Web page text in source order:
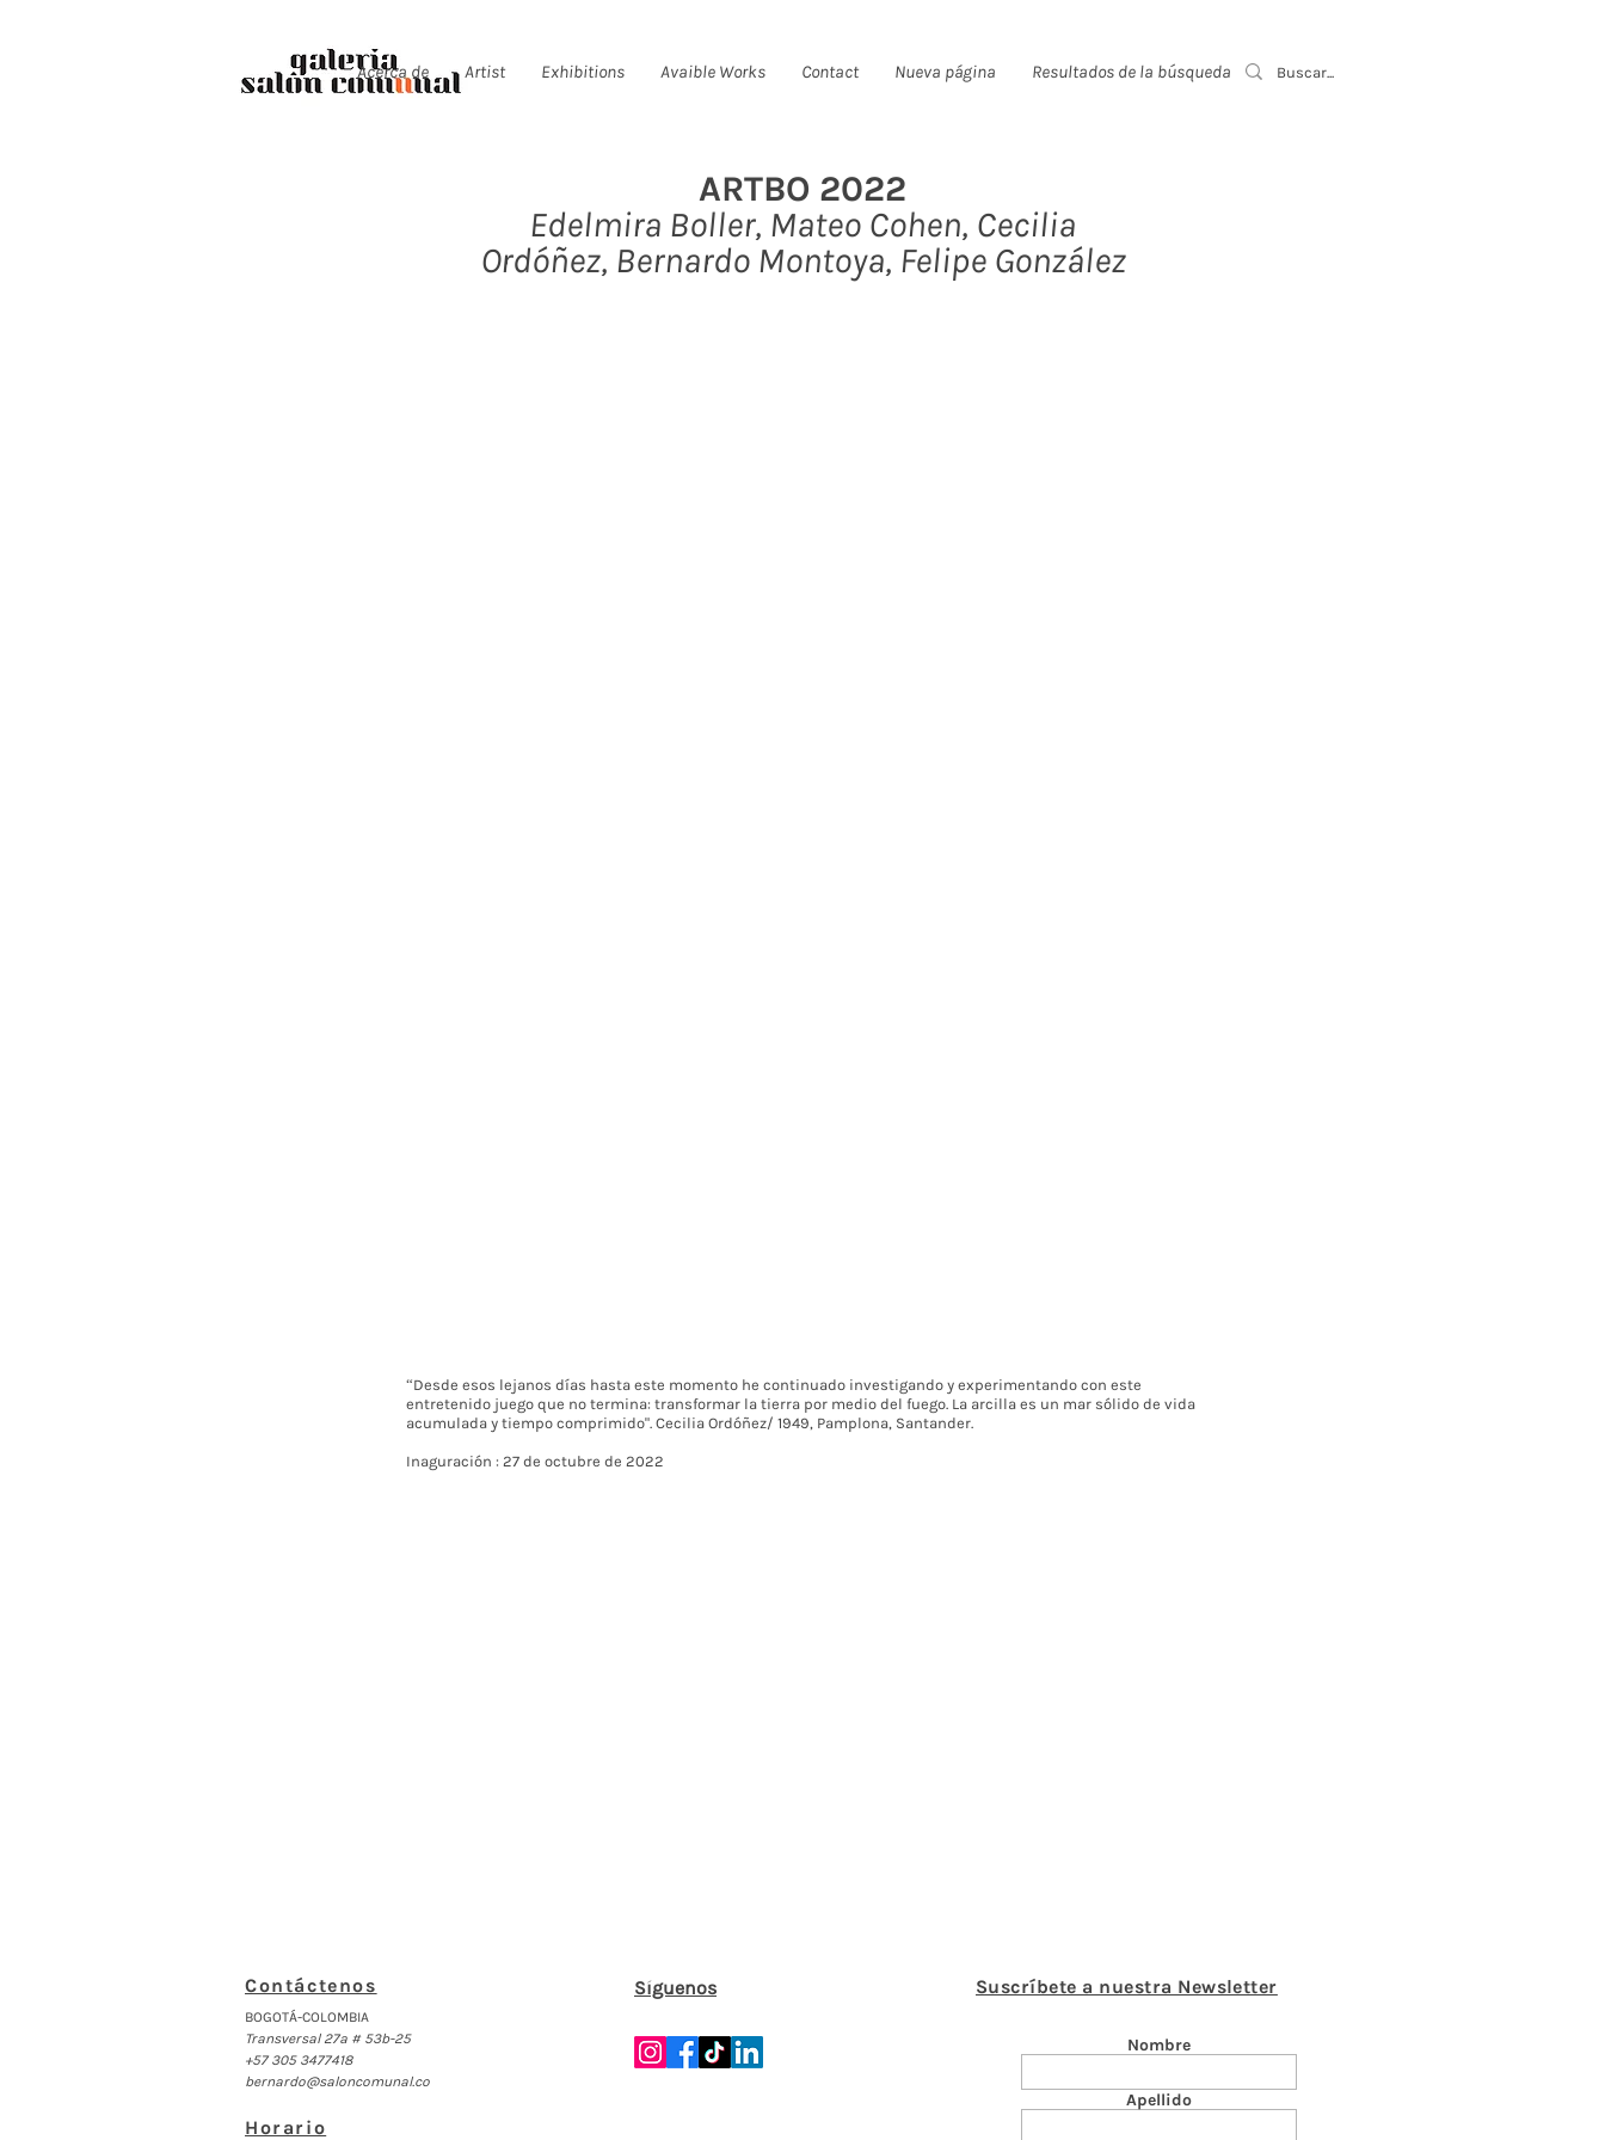
Acerca de Artist Exhibitions Avaible Works Contact Nueva página Resultados de la búsqueda Event List
ARTBO 2022
Edelmira Boller, Mateo Cohen, Cecilia
Ordóñez, Bernardo Montoya, Felipe González
“Desde esos lejanos días hasta este momento he continuado investigando y experimentando con este
entretenido juego que no termina: transformar la tierra por medio del fuego. La arcilla es un mar sólido de vida
acumulada y tiempo comprimido". Cecilia Ordóñez/ 1949, Pamplona, Santander.
Inaguración : 27 de octubre de 2022
Contáctenos
BOGOTÁ-COLOMBIA
Transversal 27a # 53b-25
+57 305 3477418
bernardo@saloncomunal.co
Horario
Suscríbete a nuestra Newsletter
Nombre
Apellido
Síguenos